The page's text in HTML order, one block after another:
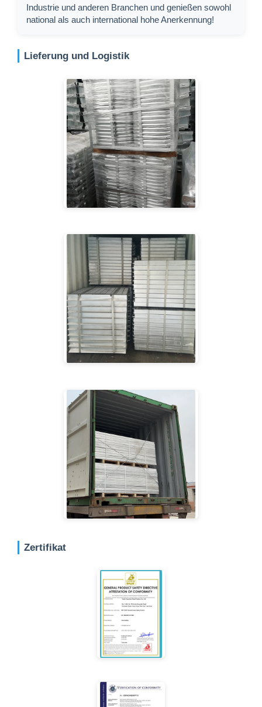
Industrie und anderen Branchen und genießen sowohl
national als auch international hohe Anerkennung!
Lieferung und Logistik
Zertifikat